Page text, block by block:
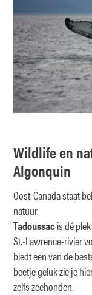
Wildlife en
Algonquin
Oost-Canada staat
natuur.
Tadoussac is dé
St.-Lawrence-rivier
biedt een van de
beetje geluk zie je
zelfs zeehonden.